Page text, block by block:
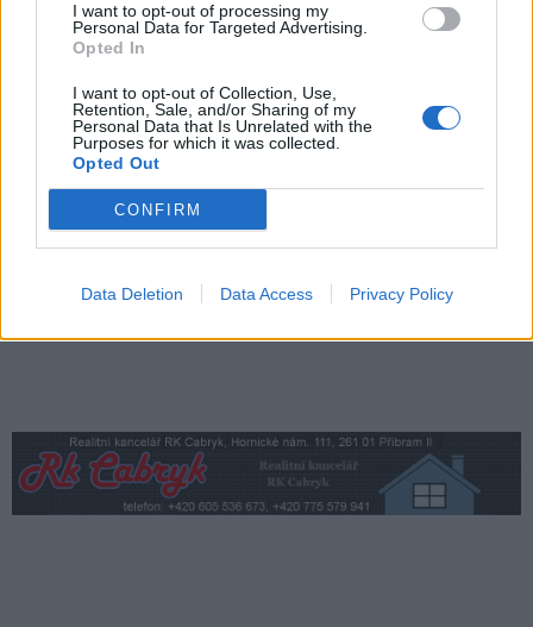
I want to opt-out of processing my
Personal Data for Targeted Advertising.
Opted In
I want to opt-out of Collection, Use,
Retention, Sale, and/or Sharing of my
Personal Data that Is Unrelated with the
Purposes for which it was collected.
Opted Out
CONFIRM
Data Deletion Data Access Privacy Policy
Zpravodajství
Příbram modernizuje parkovací automaty.
Středočeský kraj upravil pravidla soutěže.
vzniku odpadu